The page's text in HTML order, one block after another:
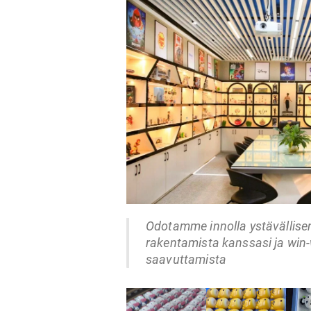
Odotamme innolla
rakentamista kanssasi ja
saavuttamista